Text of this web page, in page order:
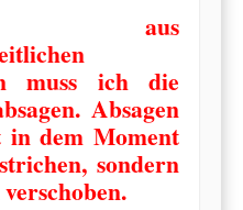
aus
muss ich die
Absagen
in dem Moment
sondern